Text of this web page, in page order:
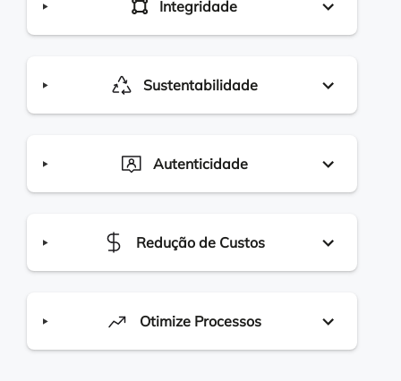
Integridade
Sustentabilidade
Autenticidade
Redução de Custos
Otimize Processos